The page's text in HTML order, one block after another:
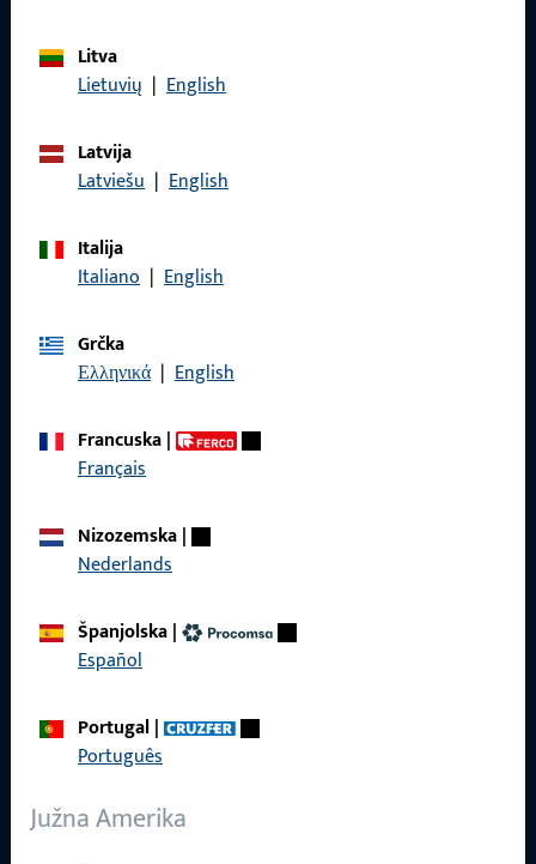
Litva
Lietuvių | English
Latvija
Latviešu | English
Italija
Italiano | English
Grčka
Ελληνικά | English
Francuska|
Français
Nizozemska|
Nederlands
Španjolska|
Español
Portugal|
Português
Južna Amerika
Brzi pristup
Proizvodi
Katalog proizvoda